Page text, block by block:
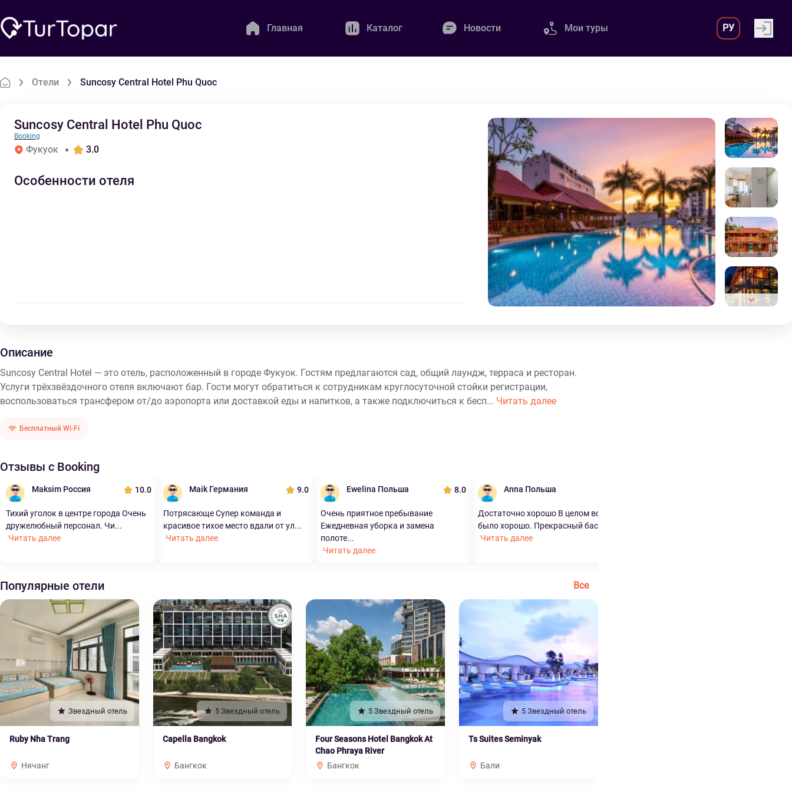
Главная Каталог Новости Мои туры РУ
Отели Suncosy Central Hotel Phu Quoc
Suncosy Central Hotel Phu Quoc
Booking
Фукуок 3.0
Особенности отеля
Описание
Suncosy Central Hotel — это отель, расположенный в городе Фукуок. Гостям предлагаются сад, общий лаундж, терраса и ресторан.
Услуги трёхзвёздочного отеля включают бар. Гости могут обратиться к сотрудникам круглосуточной стойки регистрации,
воспользоваться трансфером от/до аэропорта или доставкой еды и напитков, а также подключиться к бесп... Читать далее
Бесплатный Wi-Fi
Отзывы с Booking
Maksim Россия 10.0
Тихий уголок в центре города Очень
дружелюбный персонал. Чи...
Читать далее
Maik Германия 9.0
Потрясающе Супер команда и
красивое тихое место вдали от ул...
Читать далее
Ewelina Польша 8.0
Очень приятное пребывание
Ежедневная уборка и замена
полоте...
Читать далее
Anna Польша
Достаточно хорошо В целом все
было хорошо. Прекрасный бассе...
Читать далее
Популярные отели Все
Звездный отель
Ruby Nha Trang
Нячанг
5 Звездный отель
Capella Bangkok
Бангкок
5 Звездный отель
Four Seasons Hotel Bangkok At
Chao Phraya River
Бангкок
5 Звездный отель
Ts Suites Seminyak
Бали